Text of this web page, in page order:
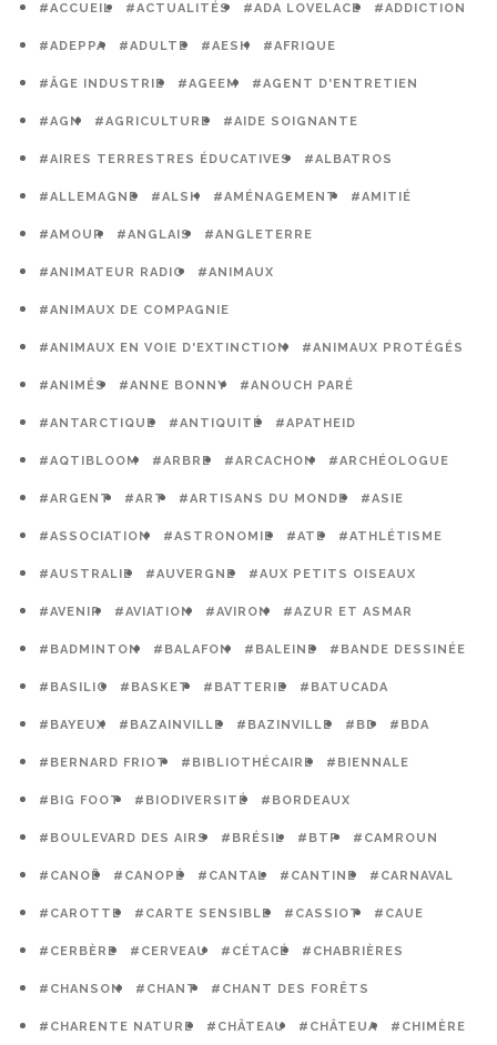
#ACCUEIL #ACTUALITÉS #ADA LOVELACE #ADDICTION
#ADEPPA #ADULTE #AESH #AFRIQUE
#ÂGE INDUSTRIE #AGEEM #AGENT D'ENTRETIEN
#AGN #AGRICULTURE #AIDE SOIGNANTE
#AIRES TERRESTRES ÉDUCATIVES #ALBATROS
#ALLEMAGNE #ALSH #AMÉNAGEMENT #AMITIÉ
#AMOUR #ANGLAIS #ANGLETERRE
#ANIMATEUR RADIO #ANIMAUX
#ANIMAUX DE COMPAGNIE
#ANIMAUX EN VOIE D'EXTINCTION #ANIMAUX PROTÉGÉS
#ANIMÉS #ANNE BONNY #ANOUCH PARÉ
#ANTARCTIQUE #ANTIQUITÉ #APATHEID
#AQTIBLOOM #ARBRE #ARCACHON #ARCHÉOLOGUE
#ARGENT #ART #ARTISANS DU MONDE #ASIE
#ASSOCIATION #ASTRONOMIE #ATE #ATHLÉTISME
#AUSTRALIE #AUVERGNE #AUX PETITS OISEAUX
#AVENIR #AVIATION #AVIRON #AZUR ET ASMAR
#BADMINTON #BALAFON #BALEINE #BANDE DESSINÉE
#BASILIC #BASKET #BATTERIE #BATUCADA
#BAYEUX #BAZAINVILLE #BAZINVILLE #BD #BDA
#BERNARD FRIOT #BIBLIOTHÉCAIRE #BIENNALE
#BIG FOOT #BIODIVERSITÉ #BORDEAUX
#BOULEVARD DES AIRS #BRÉSIL #BTP #CAMROUN
#CANOË #CANOPÉ #CANTAL #CANTINE #CARNAVAL
#CAROTTE #CARTE SENSIBLE #CASSIOT #CAUE
#CERBÈRE #CERVEAU #CÉTACÉ #CHABRIÈRES
#CHANSON #CHANT #CHANT DES FORÊTS
#CHARENTE NATURE #CHÂTEAU #CHÂTEUA #CHIMÈRE